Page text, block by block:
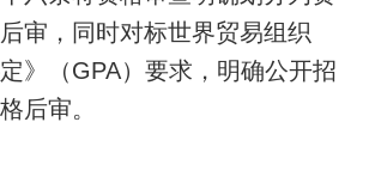
审，同时对标世界贸易组织
定》（GPA）要求，明确公开招
后审。